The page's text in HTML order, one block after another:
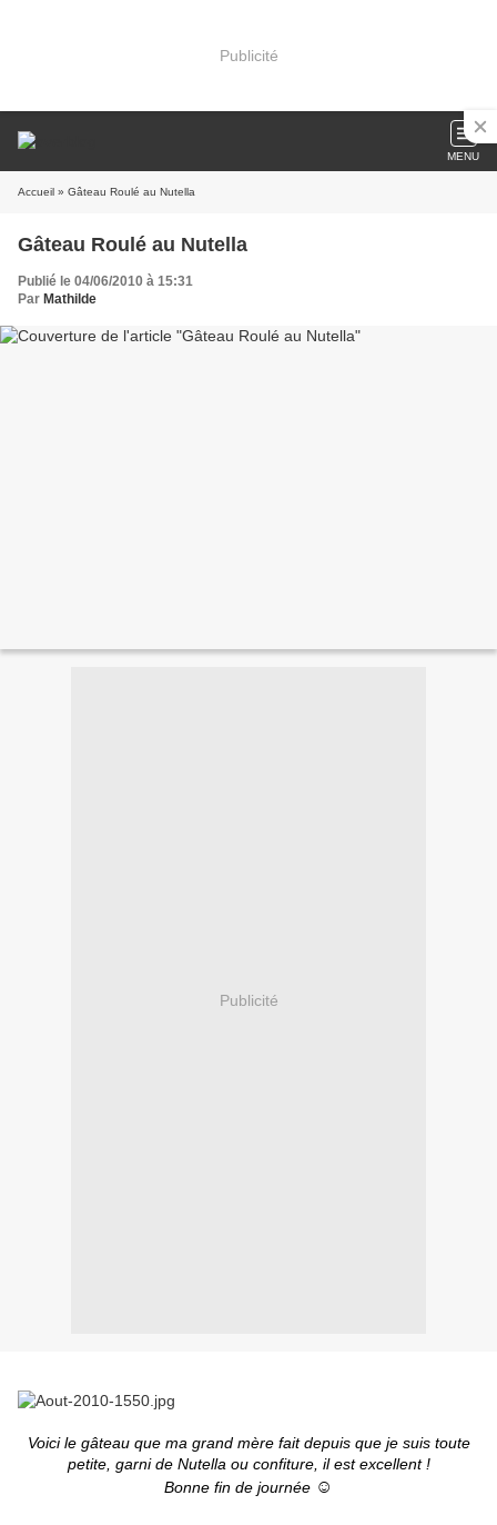
Publicité
MENU
Accueil » Gâteau Roulé au Nutella
Gâteau Roulé au Nutella
Publié le 04/06/2010 à 15:31
Par Mathilde
Publicité
Voici le gâteau que ma grand mère fait depuis que je suis toute
petite, garni de Nutella ou confiture, il est excellent !
Bonne fin de journée ☺